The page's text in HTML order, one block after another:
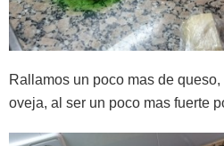
Rallamos un poco mas de
oveja, al ser un poco mas fuerte